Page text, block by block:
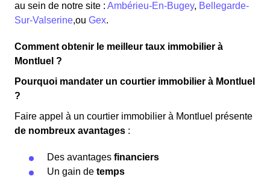
au sein de notre site : Ambérieu-En-Bugey, Bellegarde-
Sur-Valserine,ou Gex.
Comment obtenir le meilleur taux immobilier à
Montluel ?
Pourquoi mandater un courtier immobilier à Montluel
?
Faire appel à un courtier immobilier à Montluel présente
de nombreux avantages :
Des avantages financiers
Un gain de temps